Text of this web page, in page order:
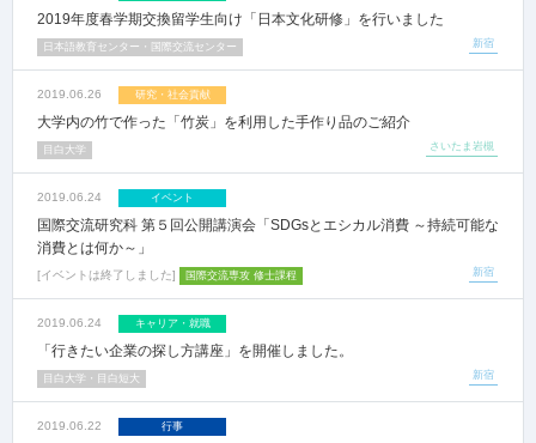
2019年度春学期交換留学生向け「日本文化研修」を行いました
新宿
日本語教育センター・国際交流センター
2019.06.26 研究・社会貢献
大学内の竹で作った「竹炭」を利用した手作り品のご紹介
さいたま岩槻
目白大学
2019.06.24 イベント
国際交流研究科 第５回公開講演会「SDGsとエシカル消費 ～持続可能な
消費とは何か～」
イベントは終了しました 新宿
国際交流専攻 修士課程
2019.06.24 キャリア・就職
「行きたい企業の探し方講座」を開催しました。
新宿
目白大学・目白短大
2019.06.22 行事